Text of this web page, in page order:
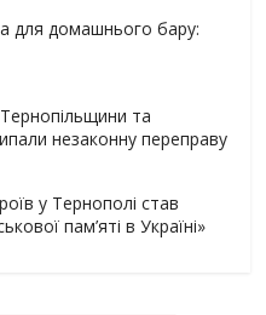
для домашнього бару:
та
незаконну переправу
у Тернополі став
пам’яті в Україні»